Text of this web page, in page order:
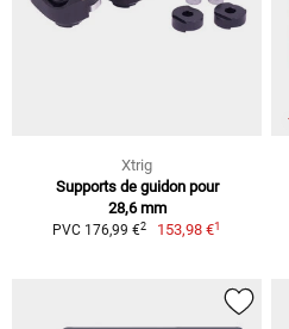
Xtrig
Supports de guidon pour
28,6 mm
PVC 176,99 €2 153,98 €1